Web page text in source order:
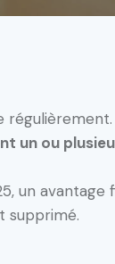
un ou
un avantage
supprimé.